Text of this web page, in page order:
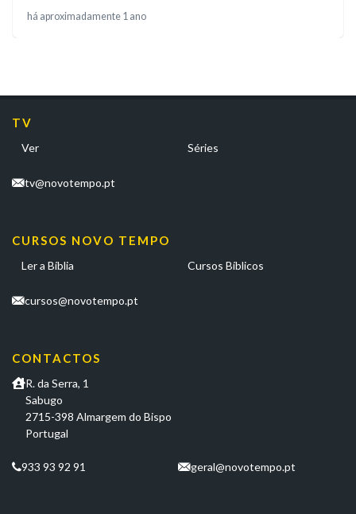
há aproximadamente 1 ano
TV
Ver Séries
tv@novotempo.pt
CURSOS NOVO TEMPO
Ler a Bíblia Cursos Bíblicos
cursos@novotempo.pt
CONTACTOS
R. da Serra, 1
Sabugo
2715-398 Almargem do Bispo
Portugal
933 93 92 91 geral@novotempo.pt